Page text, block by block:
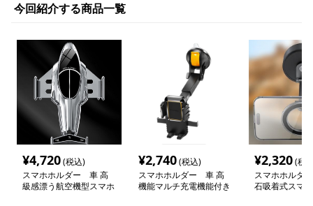
今回紹介する商品一覧
¥4,720(税込)
スマホホルダー 車 高
級感漂う航空機型スマホ
¥2,740(税込)
スマホホルダー 車 高
機能マルチ充電機能付き
¥2,320(税
スマホホルダ
石吸着式スマ